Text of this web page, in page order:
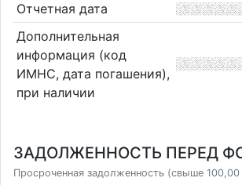
Отчетная дата
Дополнительная
информация (код
ИМНС, дата погашения),
при наличии
ЗАДОЛЖЕННОСТЬ ПЕРЕД
Просроченная задолженность (свыше